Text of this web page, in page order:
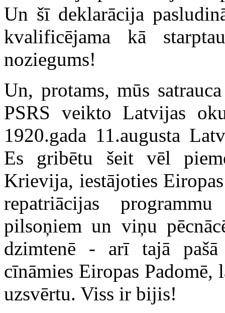
Un šī deklarācija
kvalificējama kā
noziegums!
Un, protams, mūs
PSRS veikto Latvijas
1920.gada 11.augusta
Es gribētu šeit vēl
Krievija, iestājoties
repatriācijas
pilsoņiem un viņu
dzimtenē - arī tajā
cīnāmies Eiropas
uzsvērtu. Viss ir bijis!